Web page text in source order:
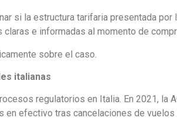
si la estructura tarifaria presentada por
e informadas al momento de
sobre el caso.
italianas
regulatorios en Italia. En 2021, la
efectivo tras cancelaciones de